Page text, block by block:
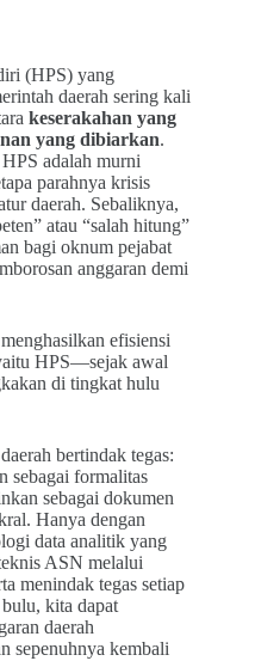
(HPS) yang
daerah sering kali
keserakahan yang
yang dibiarkan.
adalah murni
parahnya krisis
daerah. Sebaliknya,
atau “salah hitung”
bagi oknum pejabat
anggaran demi
efisiensi
HPS—sejak awal
di tingkat hulu
bertindak tegas:
sebagai formalitas
sebagai dokumen
Hanya dengan
data analitik yang
ASN melalui
menindak tegas setiap
kita dapat
daerah
sepenuhnya kembali